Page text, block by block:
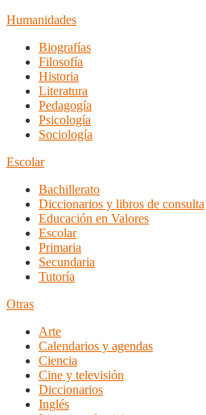
Humanidades
Biografías
Filosofía
Historia
Literatura
Pedagogía
Psicología
Sociología
Escolar
Bachillerato
Diccionarios y libros de consulta
Educación en Valores
Escolar
Primaria
Secundaria
Tutoría
Otras
Arte
Calendarios y agendas
Ciencia
Cine y televisión
Diccionarios
Inglés